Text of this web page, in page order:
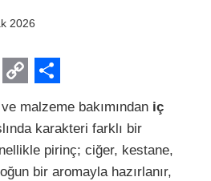
2026
o
p
y
S
h
a
r
malzeme bakımından iç
karakteri farklı bir
pirinç; ciğer, kestane,
bir aromayla hazırlanır,